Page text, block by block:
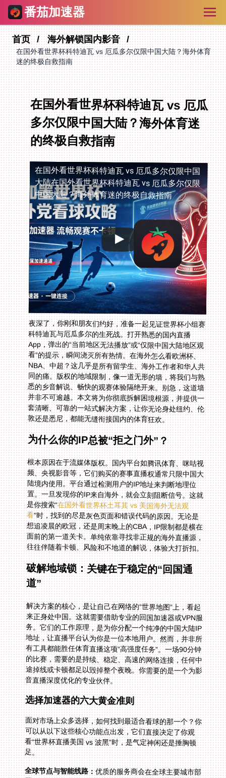
番茄加速器
首页 海外解锁国内影音
在国外看世界杯科特迪瓦 vs 厄瓜多尔仅限中国大陆？海外体育
迷的终极自救指南
在国外看世界杯科特迪瓦 vs 厄瓜
多尔仅限中国大陆？海外体育迷
的终极自救指南
在国外看世界杯科特迪瓦 vs 厄瓜多尔仅限中国
大陆在国外看世界杯科特迪瓦 vs 厄瓜多尔仅限
中国大陆？海外体育迷的终极自救指南
夜深了，你刚和朋友们约好，准备一起见证世界杯小组赛
科特迪瓦与厄瓜多尔的生死战。打开熟悉的国内直播
App，弹出的“当前地区无法播放”或“仅限中国大陆地区观
看”的提示，瞬间浇灭所有热情。在海外怎么看欧洲杯、
NBA、中超？这几乎是所有留学生、海外工作者和华人共
同的痛。版权的地域限制，像一道无形的墙，将我们与熟
悉的乡音解说、畅快的观赛体验隔绝开来。别急，这道墙
并非不可逾越。本文将为你彻底拆解困境根源，并提供一
套清晰、可靠的一站式解决方案，让你无论身处纽约、伦
敦还是悉尼，都能无缝衔接国内的体育狂欢。
为什么你的IP总被“拒之门外”？
根本原因在于流媒体版权。国内平台如腾讯体育、咪咕视
频、央视影音等，它们购买的赛事直播权通常只限中国大
陆境内使用。平台通过检测用户的IP地址来判断地理位
置。一旦发现你的IP来自海外，就会立刻阻断信号。这就
是你搜索“在国外看世界杯土耳其 vs 美国海外无法观
看”时，找到的尽是灰色页面和错误代码的原因。无论是
想追凌晨的欧冠，还是周末晚上的CBA，IP限制都是横在
面前的第一道关卡。单纯依靠寻找非正规的海外直播源，
往往伴随着卡顿、风险和不地道的解说，体验大打折扣。
破解地域锁：关键在于稳定的“回国通
道”
解决方案的核心，是让自己在网络的“世界地图”上，看起
来正身处中国。这就需要借助专业的回国加速器或VPN服
务。它们的工作原理，是为你分配一个纯净的中国大陆IP
地址，让直播平台认为你是一位本地用户。然而，并非所
有工具都能胜任体育直播这项“高强度任务”。一场90分钟
的比赛，需要的是持续、稳定、高速的网络连接，任何中
途掉线或卡顿都足以毁掉整个夜晚。你需要的是一个为影
音直播深度优化的专业伙伴。
选择加速器的六大黄金准则
面对市场上众多选择，如何找到最适合看球的那一个？你
可以从以下这些核心功能点出发，它们直接决定了你观
看“世界杯直播美国 vs 波黑”时，是气定神闲还是捶胸顿
足。
全球节点与智能线路：优质的服务商会在全球主要城市部
署服务器节点。当你从美国连接时，它能智能推荐并分配
最优的回国路径，而不是随机连接。这确保了连接的低延
迟和稳定性，从你按下播放键到画面流畅出现，几乎感觉